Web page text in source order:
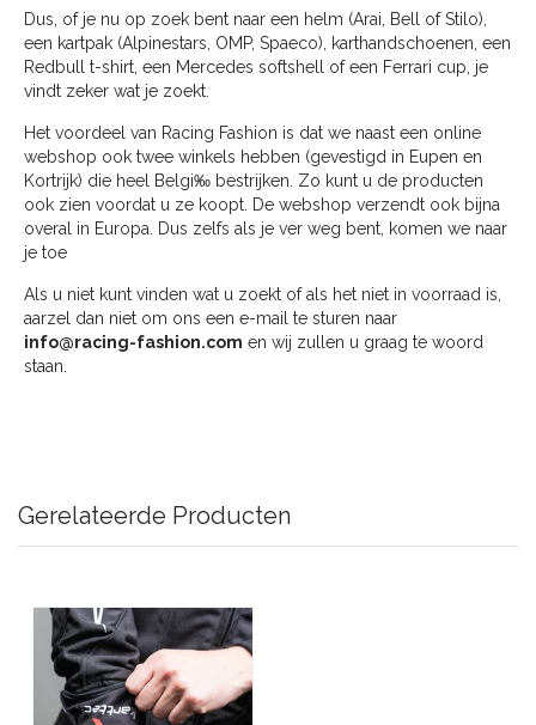
Dus, of je nu op zoek bent naar een helm (Arai, Bell of Stilo),
een kartpak (Alpinestars, OMP, Spaeco), karthandschoenen, een
Redbull t-shirt, een Mercedes softshell of een Ferrari cup, je
vindt zeker wat je zoekt.
Het voordeel van Racing Fashion is dat we naast een online
webshop ook twee winkels hebben (gevestigd in Eupen en
Kortrijk) die heel Belgi‰ bestrijken. Zo kunt u de producten
ook zien voordat u ze koopt. De webshop verzendt ook bijna
overal in Europa. Dus zelfs als je ver weg bent, komen we naar
je toe
Als u niet kunt vinden wat u zoekt of als het niet in voorraad is,
aarzel dan niet om ons een e-mail te sturen naar
info@racing-fashion.com en wij zullen u graag te woord
staan.
Gerelateerde Producten